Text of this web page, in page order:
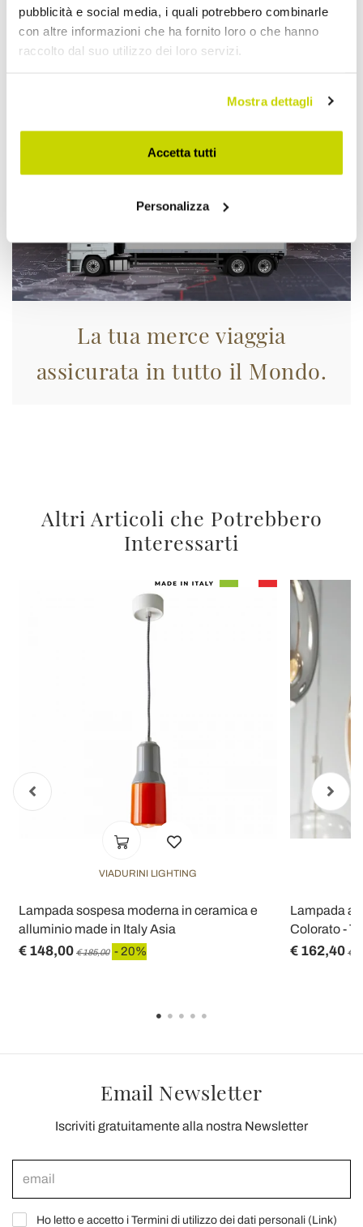
pubblicità e social media, i quali potrebbero combinarle
con altre informazioni che ha fornito loro o che hanno
raccolto dal suo utilizzo dei loro servizi.
Mostra dettagli
Accetta tutti
Personalizza
La tua merce viaggia
assicurata in tutto il Mondo.
Altri Articoli che Potrebbero
Interessarti
VIADURINI LIGHTING
Lampada sospesa moderna in ceramica e
alluminio made in Italy Asia
€ 148,00 € 185,00 - 20%
Lampada a
Colorato -
€ 162,40 €
Email Newsletter
Iscriviti gratuitamente alla nostra Newsletter
Ho letto e accetto i Termini di utilizzo dei dati personali (Link)